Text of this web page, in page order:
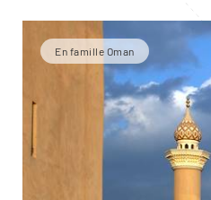
En famille Oman